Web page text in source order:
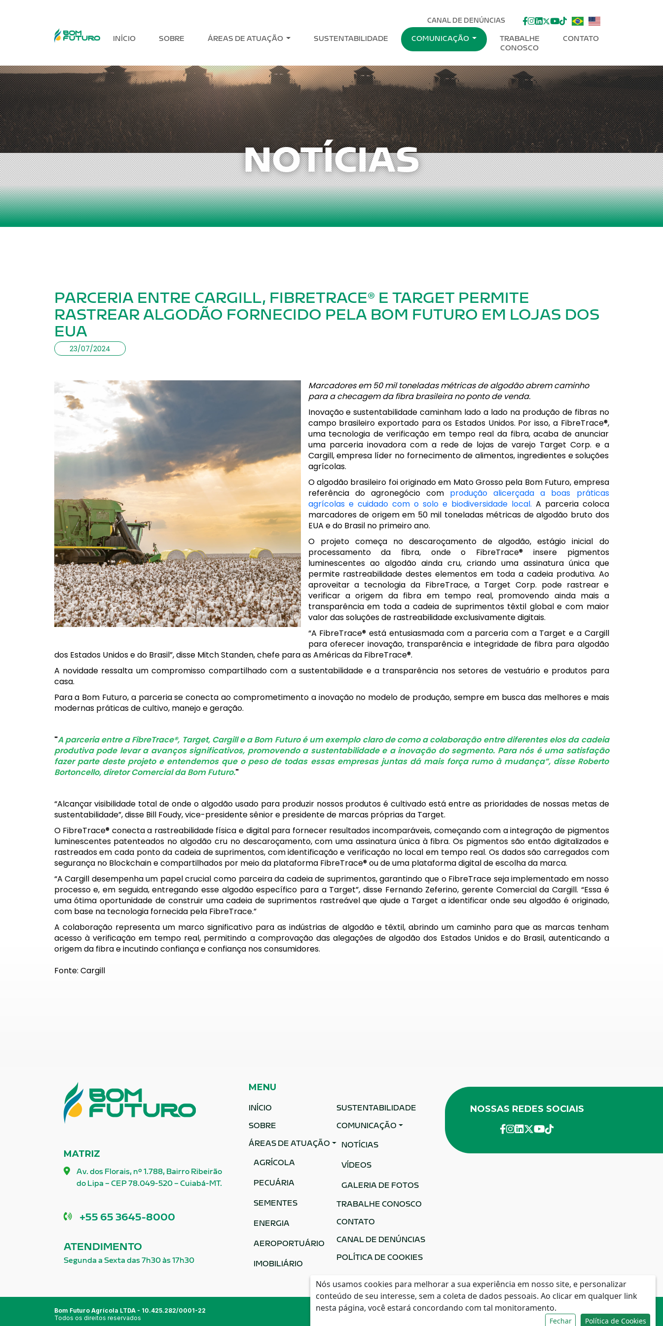
CANAL DE DENÚNCIAS facebook
instagram
linkedin
twitter
youtube
Tik-Tok
INÍCIO SOBRE ÁREAS DE ATUAÇÃO SUSTENTABILIDADE COMUNICAÇÃO
TRABALHE
CONOSCO
CONTATO
NOTÍCIAS
PARCERIA ENTRE CARGILL, FIBRETRACE® E TARGET PERMITE
RASTREAR ALGODÃO FORNECIDO PELA BOM FUTURO EM LOJAS DOS
EUA
23/07/2024
Marcadores em 50 mil toneladas métricas de algodão abrem caminho
para a checagem da fibra brasileira no ponto de venda.
Inovação e sustentabilidade caminham lado a lado na produção de fibras no
campo brasileiro exportado para os Estados Unidos. Por isso, a FibreTrace®,
uma tecnologia de verificação em tempo real da fibra, acaba de anunciar
uma parceria inovadora com a rede de lojas de varejo Target Corp. e a
Cargill, empresa líder no fornecimento de alimentos, ingredientes e soluções
agrícolas.
O algodão brasileiro foi originado em Mato Grosso pela Bom Futuro, empresa
referência do agronegócio com produção alicerçada a boas práticas
agrícolas e cuidado com o solo e biodiversidade local. A parceria coloca
marcadores de origem em 50 mil toneladas métricas de algodão bruto dos
EUA e do Brasil no primeiro ano.
O projeto começa no descaroçamento de algodão, estágio inicial do
processamento da fibra, onde o FibreTrace® insere pigmentos
luminescentes ao algodão ainda cru, criando uma assinatura única que
permite rastreabilidade destes elementos em toda a cadeia produtiva. Ao
aproveitar a tecnologia da FibreTrace, a Target Corp. pode rastrear e
verificar a origem da fibra em tempo real, promovendo ainda mais a
transparência em toda a cadeia de suprimentos têxtil global e com maior
valor das soluções de rastreabilidade exclusivamente digitais.
“A FibreTrace® está entusiasmada com a parceria com a Target e a Cargill
para oferecer inovação, transparência e integridade de fibra para algodão
dos Estados Unidos e do Brasil”, disse Mitch Standen, chefe para as Américas da FibreTrace®.
A novidade ressalta um compromisso compartilhado com a sustentabilidade e a transparência nos setores de vestuário e produtos para
casa.
Para a Bom Futuro, a parceria se conecta ao comprometimento a inovação no modelo de produção, sempre em busca das melhores e mais
modernas práticas de cultivo, manejo e geração.
A parceria entre a FibreTrace®, Target, Cargill e a Bom Futuro é um exemplo claro de como a colaboração entre diferentes elos da cadeia
produtiva pode levar a avanços significativos, promovendo a sustentabilidade e a inovação do segmento. Para nós é uma satisfação
fazer parte deste projeto e entendemos que o peso de todas essas empresas juntas dá mais força rumo à mudança”, disse Roberto
Bortoncello, diretor Comercial da Bom Futuro.
“Alcançar visibilidade total de onde o algodão usado para produzir nossos produtos é cultivado está entre as prioridades de nossas metas de
sustentabilidade”, disse Bill Foudy, vice-presidente sênior e presidente de marcas próprias da Target.
O FibreTrace® conecta a rastreabilidade física e digital para fornecer resultados incomparáveis, começando com a integração de pigmentos
luminescentes patenteados no algodão cru no descaroçamento, com uma assinatura única à fibra. Os pigmentos são então digitalizados e
rastreados em cada ponto da cadeia de suprimentos, com identificação e verificação no local em tempo real. Os dados são carregados com
segurança no Blockchain e compartilhados por meio da plataforma FibreTrace® ou de uma plataforma digital de escolha da marca.
“A Cargill desempenha um papel crucial como parceira da cadeia de suprimentos, garantindo que o FibreTrace seja implementado em nosso
processo e, em seguida, entregando esse algodão específico para a Target”, disse Fernando Zeferino, gerente Comercial da Cargill. “Essa é
uma ótima oportunidade de construir uma cadeia de suprimentos rastreável que ajude a Target a identificar onde seu algodão é originado,
com base na tecnologia fornecida pela FibreTrace.”
A colaboração representa um marco significativo para as indústrias de algodão e têxtil, abrindo um caminho para que as marcas tenham
acesso à verificação em tempo real, permitindo a comprovação das alegações de algodão dos Estados Unidos e do Brasil, autenticando a
origem da fibra e incutindo confiança e confiança nos consumidores.
Fonte: Cargill
MATRIZ
Av. dos Florais, nº 1.788, Bairro Ribeirão
do Lipa – CEP 78.049-520 – Cuiabá-MT.
Telefone
+55 65 3645-8000
ATENDIMENTO
Segunda a Sexta das 7h30 às 17h30
MENU
INÍCIO
SOBRE
ÁREAS DE ATUAÇÃO
AGRÍCOLA
PECUÁRIA
SEMENTES
ENERGIA
AEROPORTUÁRIO
IMOBILIÁRIO
SUSTENTABILIDADE
COMUNICAÇÃO
NOTÍCIAS
VÍDEOS
GALERIA DE FOTOS
TRABALHE CONOSCO
CONTATO
CANAL DE DENÚNCIAS
POLÍTICA DE COOKIES
NOSSAS REDES SOCIAIS
facebook
instagram
linkedin
twitteryoutube
Tik-Tok
Bom Futuro Agrícola LTDA - 10.425.282/0001-22
Todos os direitos reservados
Nós usamos cookies para melhorar a sua experiência em nosso site, e personalizar
conteúdo de seu interesse, sem a coleta de dados pessoais. Ao clicar em qualquer link
nesta página, você estará concordando com tal monitoramento.
Fechar Política de Cookies